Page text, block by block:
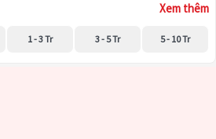
Xem thêm
1 - 3 Tr 3 - 5 Tr 5 - 10 Tr